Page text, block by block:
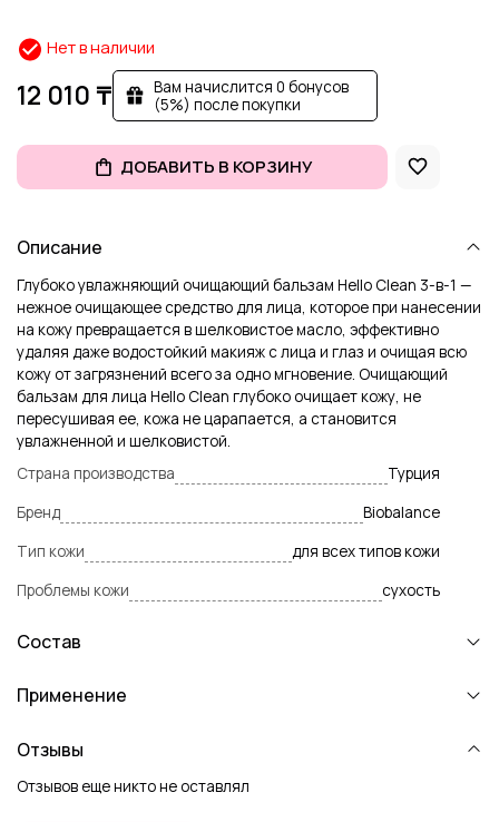
Нет в наличии
12 010 ₸
Вам начислится 0 бонусов
(5%) после покупки
ДОБАВИТЬ В КОРЗИНУ
Описание
Глубоко увлажняющий очищающий бальзам Hello Clean 3-в-1 —
нежное очищающее средство для лица, которое при нанесении
на кожу превращается в шелковистое масло, эффективно
удаляя даже водостойкий макияж с лица и глаз и очищая всю
кожу от загрязнений всего за одно мгновение. Очищающий
бальзам для лица Hello Clean глубоко очищает кожу, не
пересушивая ее, кожа не царапается, а становится
увлажненной и шелковистой.
Страна производства
Турция
Бренд
Biobalance
Тип кожи
для всех типов кожи
Проблемы кожи
сухость
Состав
Применение
Отзывы
Отзывов еще никто не оставлял